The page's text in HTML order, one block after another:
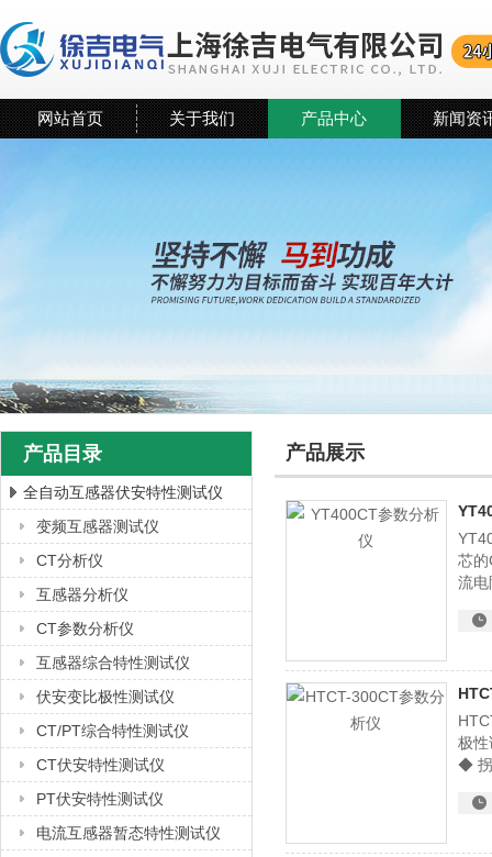
上海徐吉电气有限公司
网站首页 关于我们 产品中心 新闻资
产品目录
全自动互感器伏安特性测试仪
变频互感器测试仪
CT分析仪
互感器分析仪
CT参数分析仪
互感器综合特性测试仪
伏安变比极性测试仪
CT/PT综合特性测试仪
CT伏安特性测试仪
PT伏安特性测试仪
电流互感器暂态特性测试仪
产品展示
芯的
流
比
极
◆ 拐